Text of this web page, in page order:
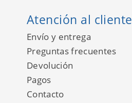
Atención al cliente
Envío y entrega
Preguntas frecuentes
Devolución
Pagos
Contacto